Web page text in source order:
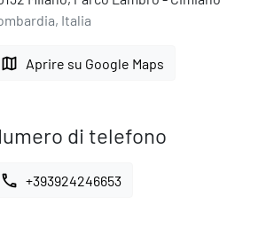
Italia
map Aprire su Google Maps
di telefono
call +393924246653